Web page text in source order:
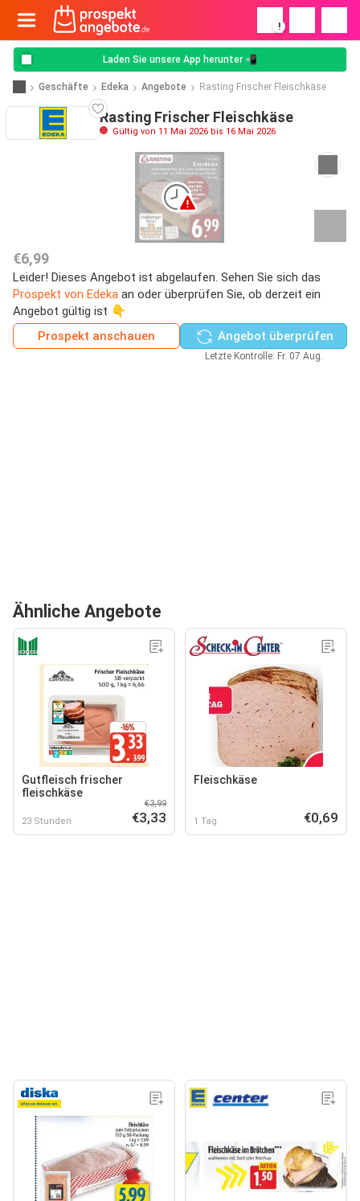
!
Laden Sie unsere App herunter 📲
Geschäfte Edeka Angebote Rasting Frischer Fleischkäse
Rasting Frischer Fleischkäse
Gültig von 11 Mai 2026 bis 16 Mai 2026
€6,99
Leider! Dieses Angebot ist abgelaufen. Sehen Sie sich das
Prospekt von Edeka an oder überprüfen Sie, ob derzeit ein
Angebot gültig ist 👇
Prospekt anschauen
Angebot überprüfen
Letzte Kontrolle: Fr. 07 Aug.
Ähnliche Angebote
Gutfleisch frischer
fleischkäse
23 Stunden
€3,99
€3,33
Fleischkäse
1 Tag €0,69